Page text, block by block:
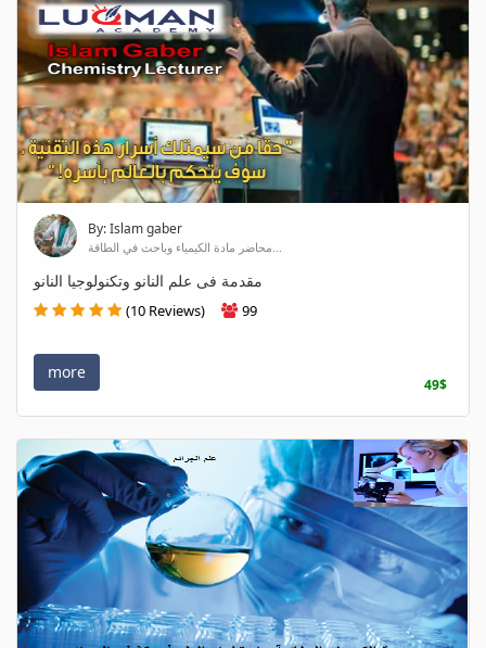
By: Islam gaber
محاضر مادة الكيمياء وباحث في الطاقة...
مقدمة فى علم النانو وتكنولوجيا النانو
(10 Reviews) 99
more
49$